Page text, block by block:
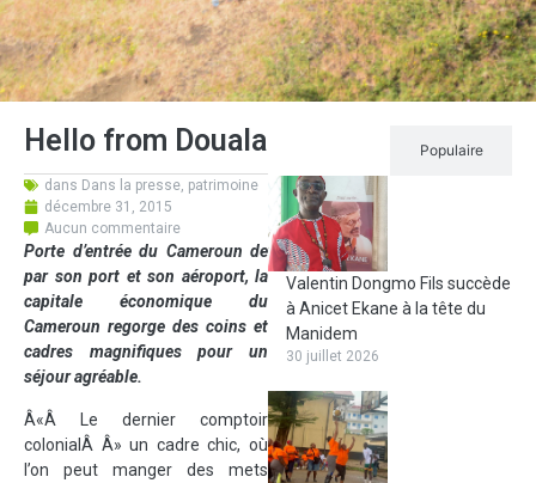
Hello from Douala
dans Dans la presse, patrimoine
décembre 31, 2015
Aucun commentaire
Porte d’entrée du Cameroun de
par son port et son aéroport, la
capitale économique du
Cameroun regorge des coins et
cadres magnifiques pour un
séjour agréable.
Â«Â Le dernier comptoir
colonialÂ Â» un cadre chic, où
l’on peut manger des mets
Populaire
Valentin Dongmo Fils succède
à Anicet Ekane à la tête du
Manidem
30 juillet 2026